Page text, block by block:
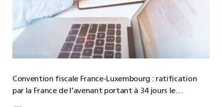
Convention fiscale France-Luxembourg : ratification
par la France de l’avenant portant à 34 jours le…